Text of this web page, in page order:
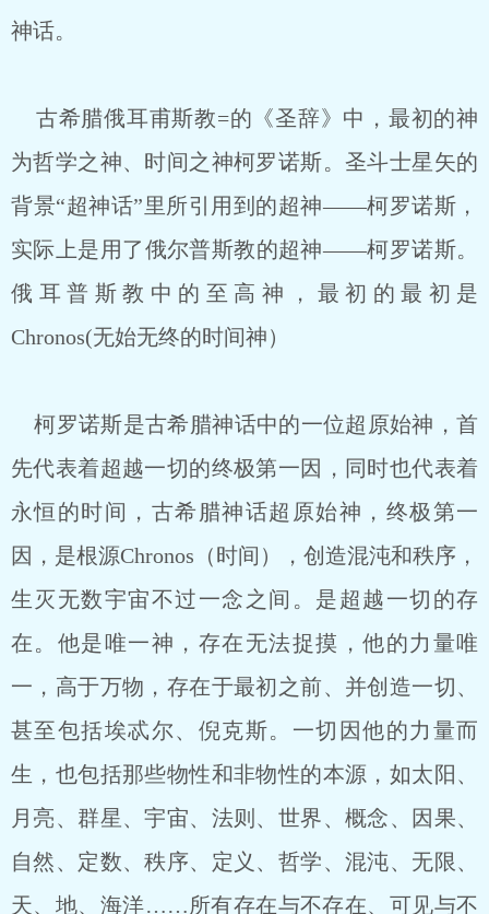
神话。
古希腊俄耳甫斯教=的《圣辞》中，最初的神
为哲学之神、时间之神柯罗诺斯。圣斗士星矢的
背景“超神话”里所引用到的超神——柯罗诺斯，
实际上是用了俄尔普斯教的超神——柯罗诺斯。
俄耳普斯教中的至高神，最初的最初是
Chronos(无始无终的时间神）
柯罗诺斯是古希腊神话中的一位超原始神，首
先代表着超越一切的终极第一因，同时也代表着
永恒的时间，古希腊神话超原始神，终极第一
因，是根源Chronos（时间），创造混沌和秩序，
生灭无数宇宙不过一念之间。是超越一切的存
在。他是唯一神，存在无法捉摸，他的力量唯
一，高于万物，存在于最初之前、并创造一切、
甚至包括埃忒尔、倪克斯。一切因他的力量而
生，也包括那些物性和非物性的本源，如太阳、
月亮、群星、宇宙、法则、世界、概念、因果、
自然、定数、秩序、定义、哲学、混沌、无限、
天、地、海洋……所有存在与不存在、可见与不